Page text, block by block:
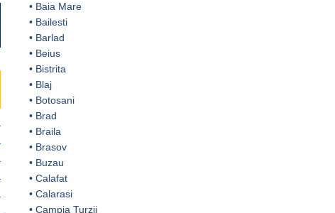
• Baia Mare
• Bailesti
• Barlad
• Beius
• Bistrita
• Blaj
• Botosani
• Brad
• Braila
• Brasov
• Buzau
• Calafat
• Calarasi
• Campia Turzii